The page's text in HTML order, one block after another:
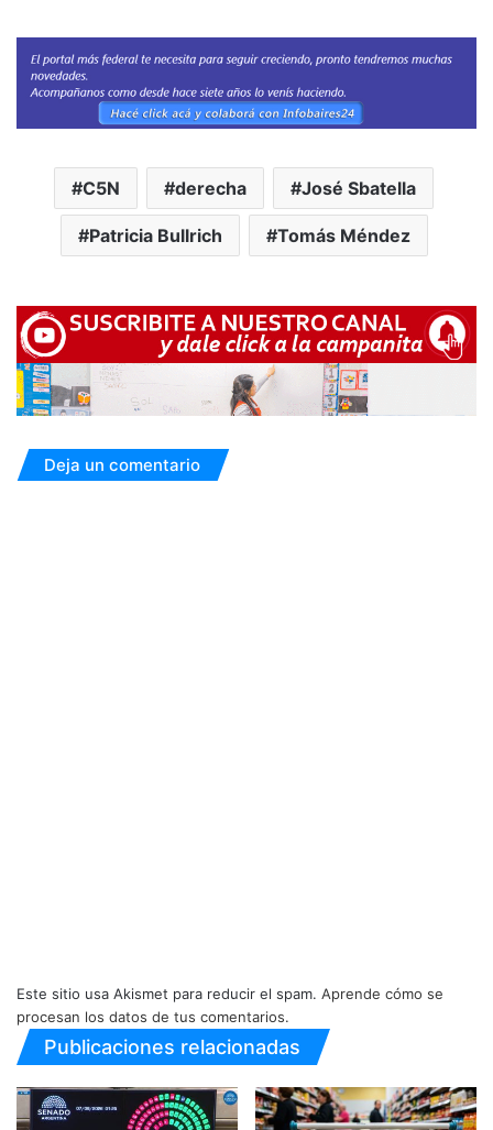
C5N derecha José Sbatella
Patricia Bullrich Tomás Méndez
Deja un comentario
Este sitio usa Akismet para reducir el spam. Aprende cómo se
procesan los datos de tus comentarios.
Publicaciones relacionadas